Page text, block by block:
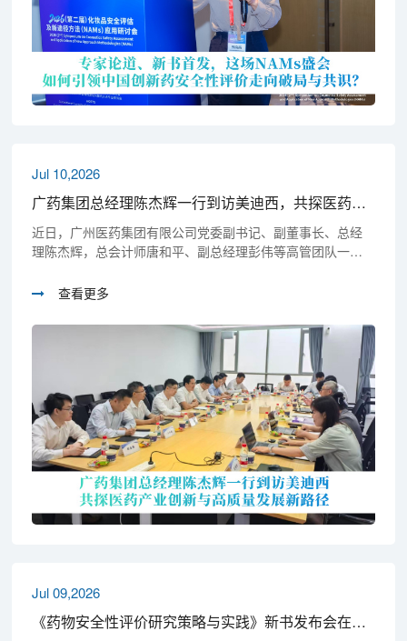
Jul 10,2026
广药集团总经理陈杰辉一行到访美迪西，共探医药产业创新与高质量发展新路径
近日，广州医药集团有限公司党委副书记、副董事长、总经
理陈杰辉，总会计师唐和平、副总经理彭伟等高管团队一行
联席CEO兼首席战略发展官胡江林，投融资发展部副总裁陈
际化路径等议题进行了深入交流与探讨。
查看更多
Jul 09,2026
《药物安全性评价研究策略与实践》新书发布会在沪成功举行